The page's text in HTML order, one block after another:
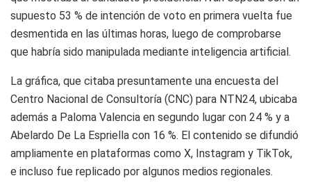
supuesto 53 % de intención de voto en primera vuelta fue
desmentida en las últimas horas, luego de comprobarse
que habría sido manipulada mediante inteligencia artificial.
La gráfica, que citaba presuntamente una encuesta del
Centro Nacional de Consultoría (CNC) para NTN24, ubicaba
además a Paloma Valencia en segundo lugar con 24 % y a
Abelardo De La Espriella con 16 %. El contenido se difundió
ampliamente en plataformas como X, Instagram y TikTok,
e incluso fue replicado por algunos medios regionales.